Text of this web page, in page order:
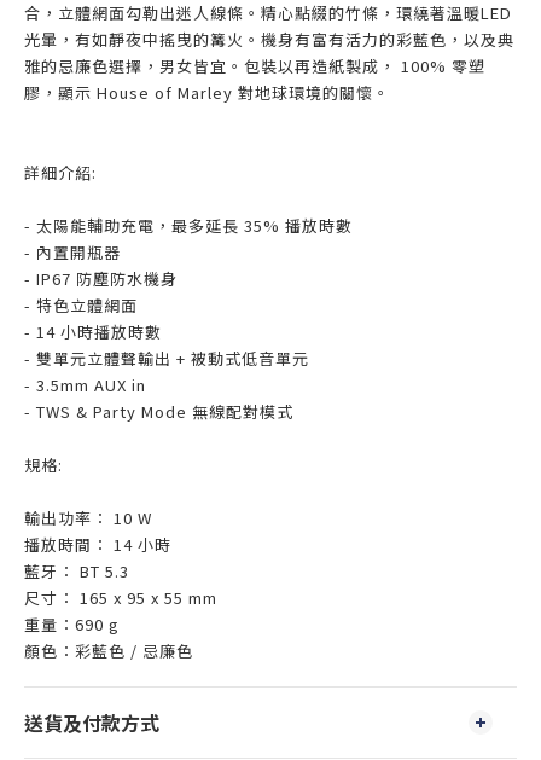
合，立體網面勾勒出迷人線條。精心點綴的竹條，環繞著溫暖LED
光暈，有如靜夜中搖曳的篝火。機身有富有活力的彩藍色，以及典
雅的忌廉色選擇，男女皆宜。包裝以再造紙製成， 100% 零塑
膠，顯示 House of Marley 對地球環境的關懷。
詳細介紹:
- 太陽能輔助充電，最多延長 35% 播放時數
- 內置開瓶器
- IP67 防塵防水機身
- 特色立體網面
- 14 小時播放時數
- 雙單元立體聲輸出 + 被動式低音單元
- 3.5mm AUX in
- TWS & Party Mode 無線配對模式
規格:
輸出功率： 10 W
播放時間： 14 小時
藍牙： BT 5.3
尺寸： 165 x 95 x 55 mm
重量：690 g
顏色：彩藍色 / 忌廉色
送貨及付款方式